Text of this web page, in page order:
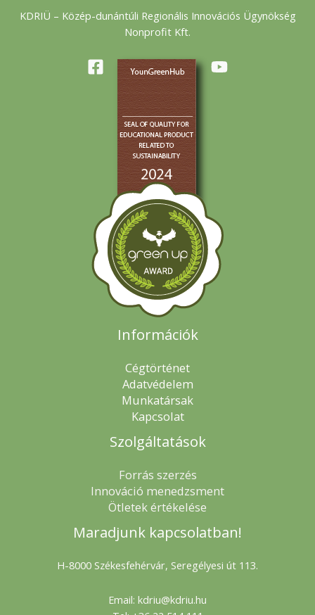
KDRIÜ – Közép-dunántúli Regionális Innovációs Ügynökség
Nonprofit Kft.
Információk
Cégtörténet
Adatvédelem
Munkatársak
Kapcsolat
Szolgáltatások
Forrás szerzés
Innováció menedzsment
Ötletek értékelése
Maradjunk kapcsolatban!
H-8000 Székesfehérvár, Seregélyesi út 113.
Email: kdriu@kdriu.hu